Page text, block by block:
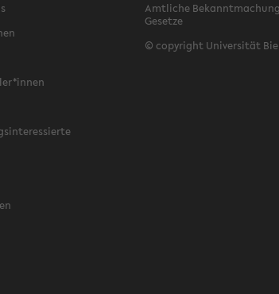
Amtliche
Gesetze
© copyright Universität